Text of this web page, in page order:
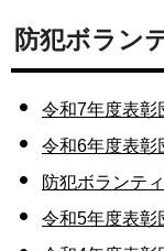
防犯ボラン
令和7年度表彰
令和6年度表彰
防犯ボランテ
令和5年度表彰